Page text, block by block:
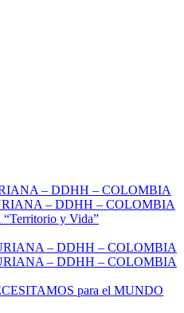
– DDHH – COLOMBIA
– DDHH – COLOMBIA
y Vida”
– DDHH – COLOMBIA
– DDHH – COLOMBIA
para el MUNDO